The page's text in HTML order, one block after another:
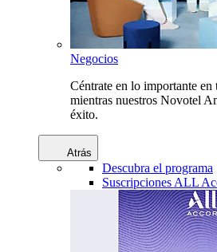
Negocios
Céntrate en lo importante en
mientras nuestros Novotel
éxito.
Atrás
Descubra el programa
Suscripciones ALL